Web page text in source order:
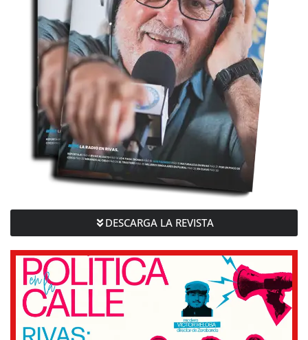
DESCARGA LA REVISTA